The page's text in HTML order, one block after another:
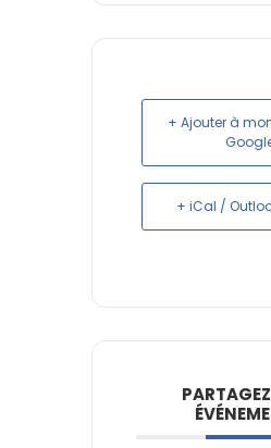
+ Ajouter à
+ iCal /